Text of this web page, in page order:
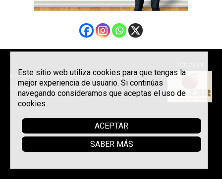
Korrontzi © 2026 - Tel. (+34) 618
072 076 -Política de privacidad
Este sitio web utiliza cookies para que tengas la
mejor experiencia de usuario. Si continúas
navegando consideramos que aceptas el uso de
cookies.
ACEPTAR
SABER MÁS